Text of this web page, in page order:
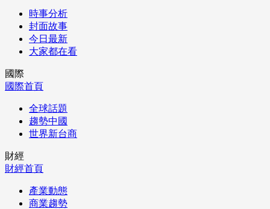
時事分析
封面故事
今日最新
大家都在看
國際
國際首頁
全球話題
趨勢中國
世界新台商
財經
財經首頁
產業動態
商業趨勢